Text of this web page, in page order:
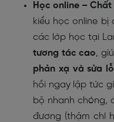
Học online –
kiểu học online bị
các lớp học tại
tương tác cao,
phản xạ và sửa
hồi ngay lập tức
bộ nhanh chóng,
đương (thậm chí